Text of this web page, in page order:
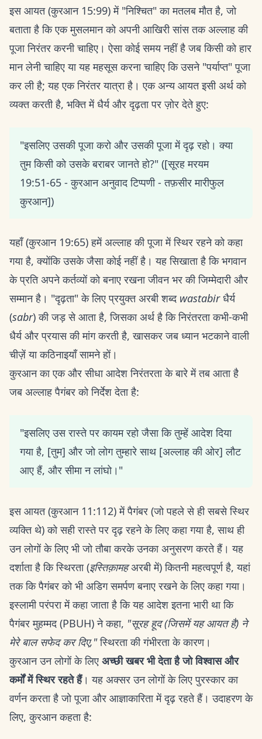
इस आयत (कुरआन 15:99) में "निश्चित" का मतलब मौत है, जो
बताता है कि एक मुसलमान को अपनी आखिरी सांस तक अल्लाह की
पूजा निरंतर करनी चाहिए। ऐसा कोई समय नहीं है जब किसी को हार
मान लेनी चाहिए या यह महसूस करना चाहिए कि उसने "पर्याप्त" पूजा
कर ली है; यह एक निरंतर यात्रा है। एक अन्य आयत इसी अर्थ को
व्यक्त करती है, भक्ति में धैर्य और दृढ़ता पर ज़ोर देते हुए:
"इसलिए उसकी पूजा करो और उसकी पूजा में दृढ़ रहो। क्या
तुम किसी को उसके बराबर जानते हो?" ([सूरह मरयम
19:51-65 - कुरआन अनुवाद टिप्पणी - तफ़सीर मारीफुल
कुरआन])
यहाँ (कुरआन 19:65) हमें अल्लाह की पूजा में स्थिर रहने को कहा
गया है, क्योंकि उसके जैसा कोई नहीं है। यह सिखाता है कि भगवान
के प्रति अपने कर्तव्यों को बनाए रखना जीवन भर की जिम्मेदारी और
सम्मान है। "दृढ़ता" के लिए प्रयुक्त अरबी शब्द wastabirधैर्य
(sabr) की जड़ से आता है, जिसका अर्थ है कि निरंतरता कभी-कभी
धैर्य और प्रयास की मांग करती है, खासकर जब ध्यान भटकाने वाली
चीज़ें या कठिनाइयाँ सामने हों।
कुरआन का एक और सीधा आदेश निरंतरता के बारे में तब आता है
जब अल्लाह पैगंबर को निर्देश देता है:
"इसलिए उस रास्ते पर कायम रहो जैसा कि तुम्हें आदेश दिया
गया है, [तुम] और जो लोग तुम्हारे साथ [अल्लाह की ओर] लौट
आए हैं, और सीमा न लांघो।"
इस आयत (कुरआन 11:112) में पैगंबर (जो पहले से ही सबसे स्थिर
व्यक्ति थे) को सही रास्ते पर दृढ़ रहने के लिए कहा गया है, साथ ही
उन लोगों के लिए भी जो तौबा करके उनका अनुसरण करते हैं। यह
दर्शाता है कि स्थिरता (इस्तिक़ामहअरबी में) कितनी महत्वपूर्ण है, यहां
तक कि पैगंबर को भी अडिग समर्पण बनाए रखने के लिए कहा गया।
इस्लामी परंपरा में कहा जाता है कि यह आदेश इतना भारी था कि
पैगंबर मुहम्मद (PBUH) ने कहा, "सूरह हूद (जिसमें यह आयत है) ने
मेरे बाल सफेद कर दिए,"स्थिरता की गंभीरता के कारण।
कुरआन उन लोगों के लिए अच्छी खबर भी देता है जो विश्वास और
कर्मों में स्थिर रहते हैं। यह अक्सर उन लोगों के लिए पुरस्कार का
वर्णन करता है जो पूजा और आज्ञाकारिता में दृढ़ रहते हैं। उदाहरण के
लिए, कुरआन कहता है: